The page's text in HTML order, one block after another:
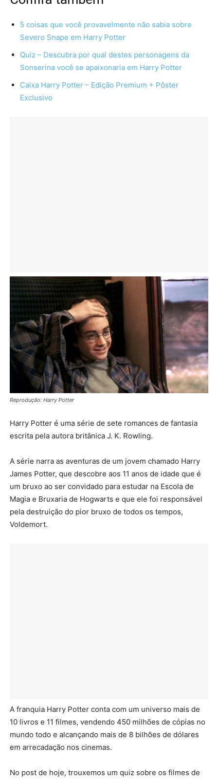
5 coisas que você provavelmente não sabia sobre
Severo Snape em Harry Potter
Quiz – Descubra por qual destes personagens da
Sonserina você se apaixonaria em Harry Potter
Caixa Harry Potter – Edição Premium + Pôster
Exclusivo
Reprodução: Harry Potter
Harry Potter é uma série de sete romances de fantasia
escrita pela autora britânica J. K. Rowling.
A série narra as aventuras de um jovem chamado Harry
James Potter, que descobre aos 11 anos de idade que é
um bruxo ao ser convidado para estudar na Escola de
Magia e Bruxaria de Hogwarts e que ele foi responsável
pela destruição do pior bruxo de todos os tempos,
Voldemort.
A franquia Harry Potter conta com um universo mais de
10 livros e 11 filmes, vendendo 450 milhões de cópias no
mundo todo e alcançando mais de 8 bilhões de dólares
em arrecadação nos cinemas.
No post de hoje, trouxemos um quiz sobre os filmes de